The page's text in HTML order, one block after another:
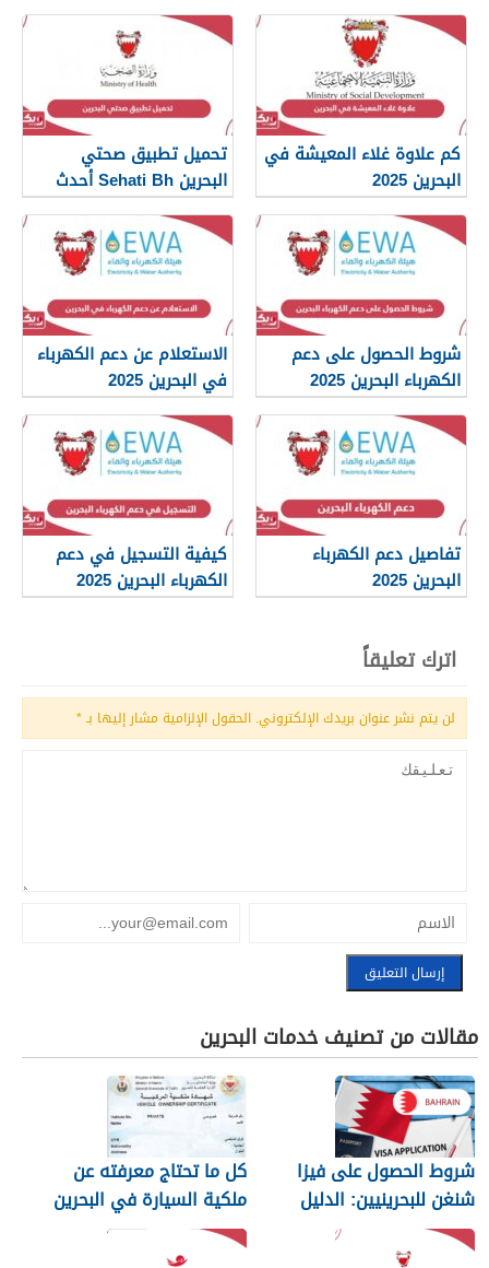
كم علاوة غلاء المعيشة في
البحرين 2025
تحميل تطبيق صحتي
البحرين Sehati Bh أحدث
إصدار 2025
شروط الحصول على دعم
الكهرباء البحرين 2025
الاستعلام عن دعم الكهرباء
في البحرين 2025
تفاصيل دعم الكهرباء
البحرين 2025
كيفية التسجيل في دعم
الكهرباء البحرين 2025
اترك تعليقاً
لن يتم نشر عنوان بريدك الإلكتروني. الحقول الإلزامية مشار إليها بـ*
مقالات من تصنيف خدمات البحرين
شروط الحصول على فيزا
شنغن للبحرينيين: الدليل
الكامل
كل ما تحتاج معرفته عن
ملكية السيارة في البحرين